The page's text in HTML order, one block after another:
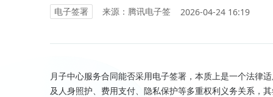
电子签署 来源：腾讯电子签 2026-04-24 16:19
月子中心服务合同能否采用电子签署，本质上是一个法律
及人身照护、费用支付、隐私保护等多重权利义务关系，